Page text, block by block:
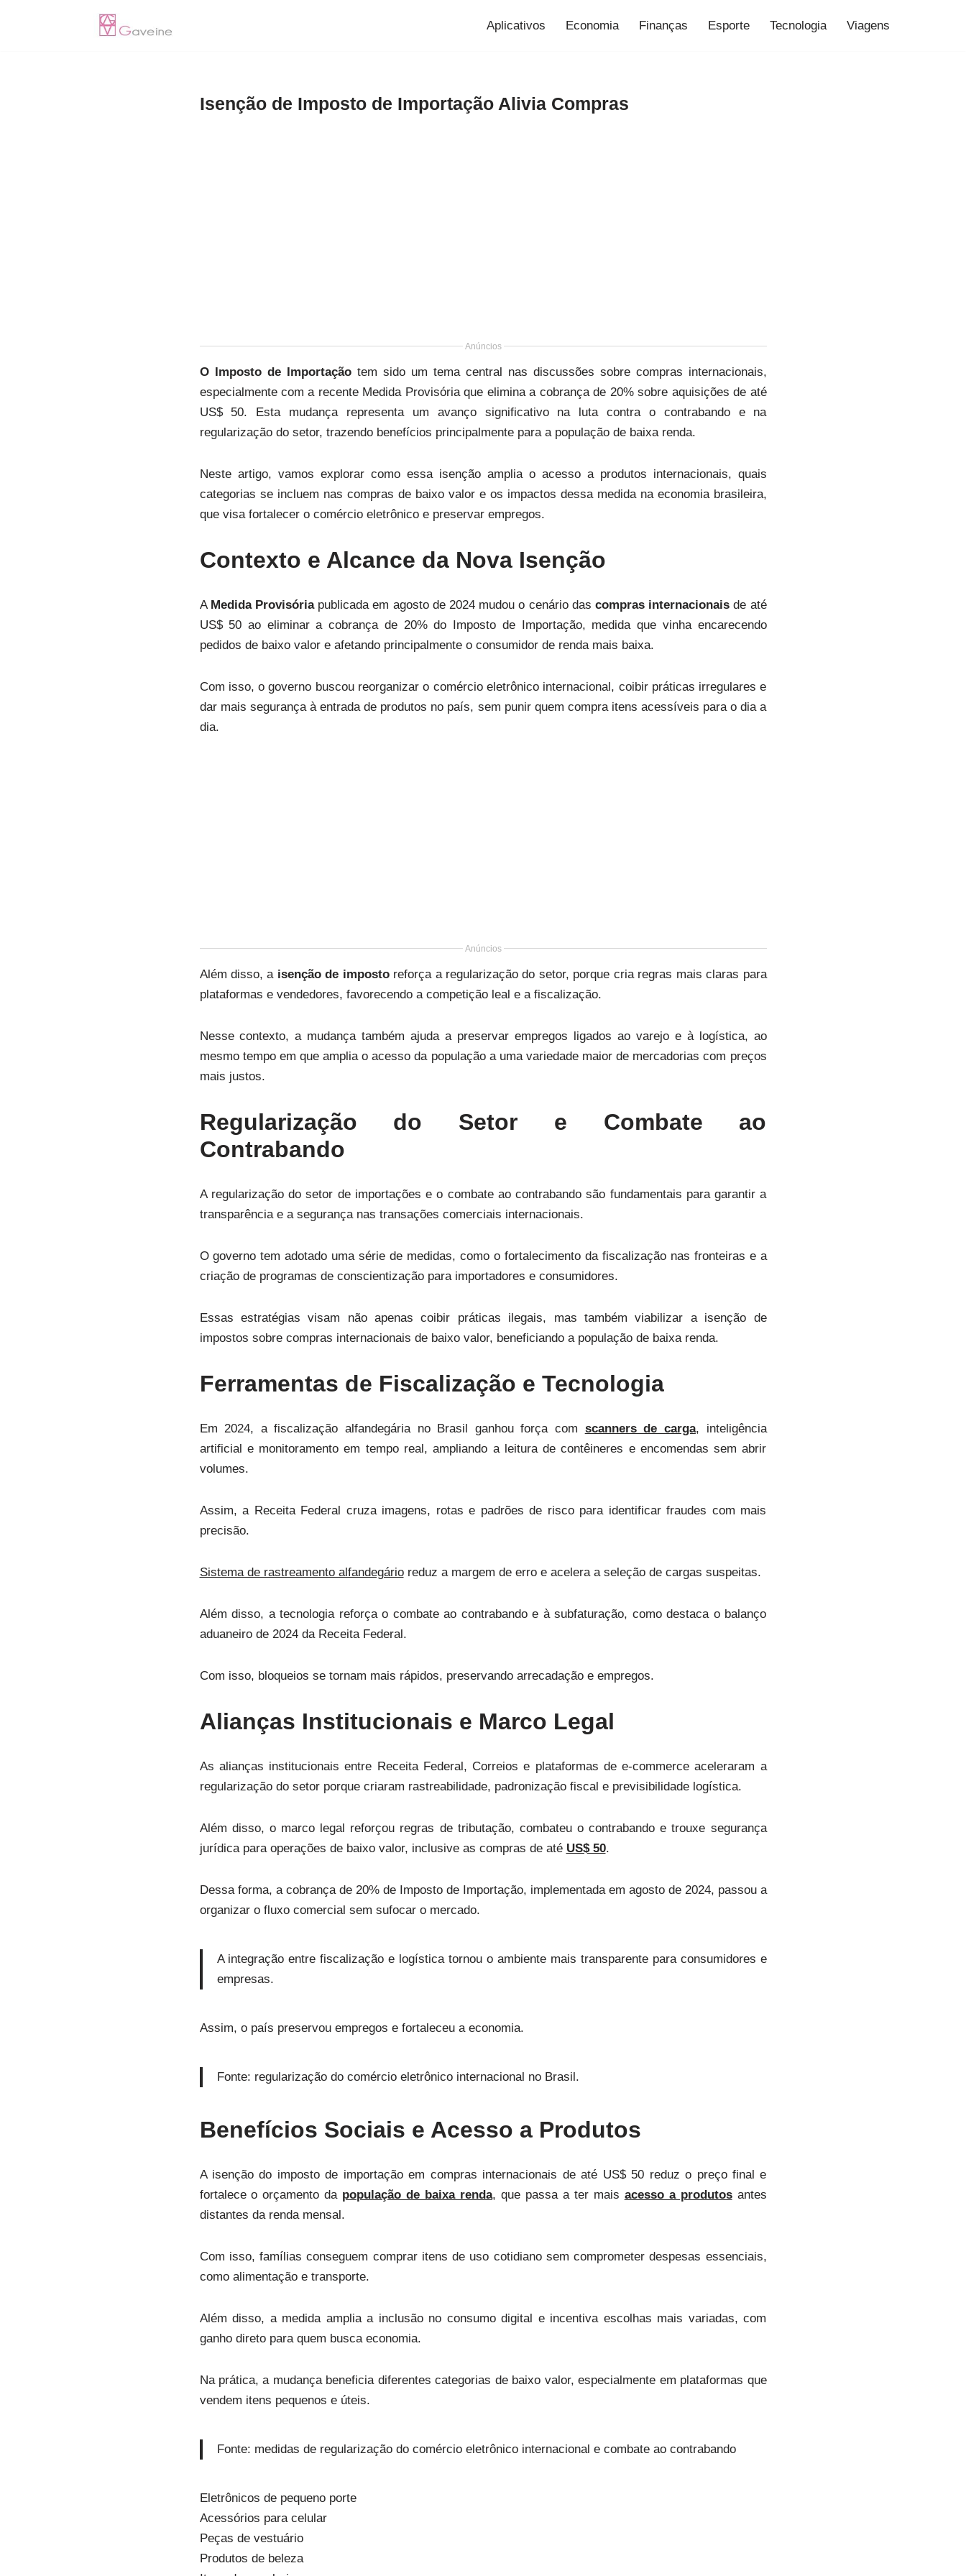
Aplicativos Economia Finanças Esporte Tecnologia Viagens
Isenção de Imposto de Importação Alivia Compras
Anúncios
O Imposto de Importaçãotem sido um tema central nas discussões sobre compras internacionais,
especialmente com a recente Medida Provisória que elimina a cobrança de 20% sobre aquisições de até
US$ 50. Esta mudança representa um avanço significativo na luta contra o contrabando e na
regularização do setor, trazendo benefícios principalmente para a população de baixa renda.
Neste artigo, vamos explorar como essa isenção amplia o acesso a produtos internacionais, quais
categorias se incluem nas compras de baixo valor e os impactos dessa medida na economia brasileira,
que visa fortalecer o comércio eletrônico e preservar empregos.
Contexto e Alcance da Nova Isenção
A Medida Provisóriapublicada em agosto de 2024 mudou o cenário das compras internacionais de até
US$ 50 ao eliminar a cobrança de 20% do Imposto de Importação, medida que vinha encarecendo
pedidos de baixo valor e afetando principalmente o consumidor de renda mais baixa.
Com isso, o governo buscou reorganizar o comércio eletrônico internacional, coibir práticas irregulares e
dar mais segurança à entrada de produtos no país, sem punir quem compra itens acessíveis para o dia a
dia.
Anúncios
Além disso, a isenção de impostoreforça a regularização do setor, porque cria regras mais claras para
plataformas e vendedores, favorecendo a competição leal e a fiscalização.
Nesse contexto, a mudança também ajuda a preservar empregos ligados ao varejo e à logística, ao
mesmo tempo em que amplia o acesso da população a uma variedade maior de mercadorias com preços
mais justos.
Regularização do Setor e Combate ao
Contrabando
A regularização do setor de importações e o combate ao contrabando são fundamentais para garantir a
transparência e a segurança nas transações comerciais internacionais.
O governo tem adotado uma série de medidas, como o fortalecimento da fiscalização nas fronteiras e a
criação de programas de conscientização para importadores e consumidores.
Essas estratégias visam não apenas coibir práticas ilegais, mas também viabilizar a isenção de
impostos sobre compras internacionais de baixo valor, beneficiando a população de baixa renda.
Ferramentas de Fiscalização e Tecnologia
Em 2024, a fiscalização alfandegária no Brasil ganhou força com scanners de carga, inteligência
artificial e monitoramento em tempo real, ampliando a leitura de contêineres e encomendas sem abrir
volumes.
Assim, a Receita Federal cruza imagens, rotas e padrões de risco para identificar fraudes com mais
precisão.
Sistema de rastreamento alfandegárioreduz a margem de erro e acelera a seleção de cargas suspeitas.
Além disso, a tecnologia reforça o combate ao contrabando e à subfaturação, como destaca o balanço
aduaneiro de 2024 da Receita Federal.
Com isso, bloqueios se tornam mais rápidos, preservando arrecadação e empregos.
Alianças Institucionais e Marco Legal
As alianças institucionais entre Receita Federal, Correios e plataformas de e-commerce aceleraram a
regularização do setor porque criaram rastreabilidade, padronização fiscal e previsibilidade logística.
Além disso, o marco legal reforçou regras de tributação, combateu o contrabando e trouxe segurança
jurídica para operações de baixo valor, inclusive as compras de até US$ 50.
Dessa forma, a cobrança de 20% de Imposto de Importação, implementada em agosto de 2024, passou a
organizar o fluxo comercial sem sufocar o mercado.
A integração entre fiscalização e logística tornou o ambiente mais transparente para consumidores e
empresas.
Assim, o país preservou empregos e fortaleceu a economia.
Fonte: regularização do comércio eletrônico internacional no Brasil.
Benefícios Sociais e Acesso a Produtos
A isenção do imposto de importação em compras internacionais de até US$ 50 reduz o preço final e
fortalece o orçamento da população de baixa renda, que passa a ter mais acesso a produtosantes
distantes da renda mensal.
Com isso, famílias conseguem comprar itens de uso cotidiano sem comprometer despesas essenciais,
como alimentação e transporte.
Além disso, a medida amplia a inclusão no consumo digital e incentiva escolhas mais variadas, com
ganho direto para quem busca economia.
Na prática, a mudança beneficia diferentes categorias de baixo valor, especialmente em plataformas que
vendem itens pequenos e úteis.
Fonte: medidas de regularização do comércio eletrônico internacional e combate ao contrabando
Eletrônicos de pequeno porte
Acessórios para celular
Peças de vestuário
Produtos de beleza